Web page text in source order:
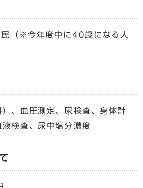
（※今年度中に40歳になる人
、血圧測定、尿検査、身体計
検査、尿中塩分濃度